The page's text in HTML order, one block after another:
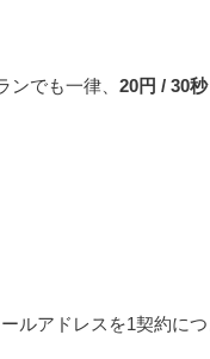
でも一律、 20円 / 30秒
ルアドレスを1契約に